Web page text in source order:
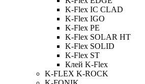
K-Flex IC CLAD
K-Flex IGO
K-Flex PE
K-Flex SOLAR HT
K-Flex SOLID
K-Flex ST
Клей K-Flex
K-FLEX K-ROCK